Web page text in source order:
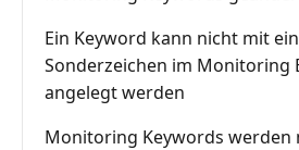
Ein Keyword kann nicht mit
Sonderzeichen im Monitoring
angelegt werden
Monitoring Keywords werden